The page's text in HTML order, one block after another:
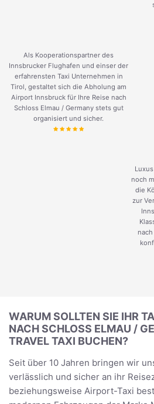
Als Kooperationspartner des
Innsbrucker Flughafen und einser der
erfahrensten Taxi Unternehmen in
Tirol, gestaltet sich die Abholung am
Airport Innsbruck für Ihre Reise nach
Schloss Elmau / Germany stets gut
organisiert und sicher.
noch
die
zur
WARUM SOLLTEN SIE IHR
NACH SCHLOSS ELMAU /
TRAVEL TAXI BUCHEN?
Seit über 10 Jahren bringen wir
verlässlich und sicher an ihr
beziehungsweise Airport-Taxi